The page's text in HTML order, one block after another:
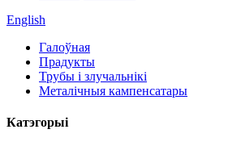
English
Галоўная
Прадукты
Трубы і злучальнікі
Металічныя кампенсатары
Катэгорыі